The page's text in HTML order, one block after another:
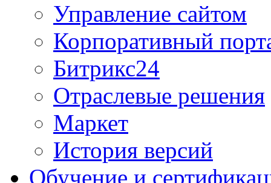
Управление сайтом
Корпоративный
Битрикс24
Отраслевые решения
Маркет
История версий
Обучение и